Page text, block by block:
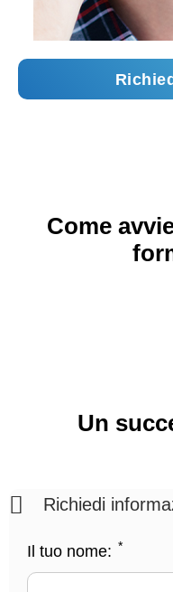
Come
Un
Richiedi
Il tuo nome: *